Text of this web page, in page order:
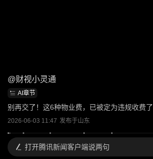
@财视小灵通
AI章节
别再交了！这6种物业费，已被定为违规收费了
2026-06-03 11:47 发布于山东
打开腾讯新闻客户端说两句